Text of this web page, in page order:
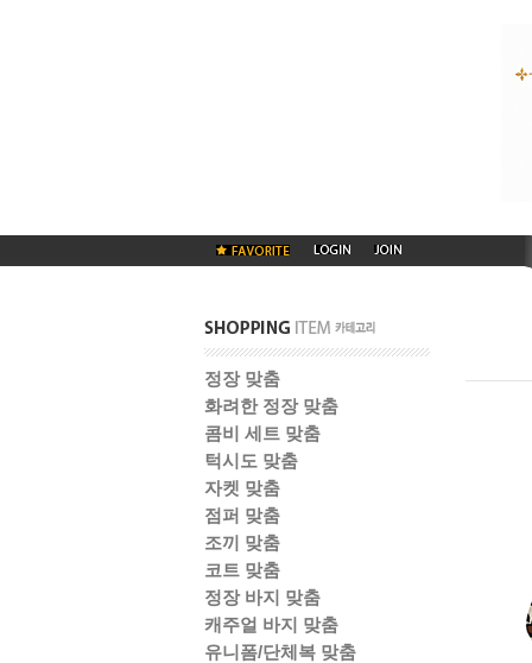
정장 맞춤
화려한 정장 맞춤
콤비 세트 맞춤
턱시도 맞춤
자켓 맞춤
점퍼 맞춤
조끼 맞춤
코트 맞춤
정장 바지 맞춤
캐주얼 바지 맞춤
유니폼/단체복 맞춤